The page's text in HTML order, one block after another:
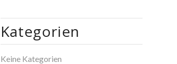
Kategorien
Keine Kategorien